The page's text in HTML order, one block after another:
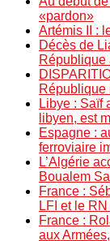
«pardon»
Artémis II :
Décès de
République
République
Libye : Saïf
libyen, est
Espagne :
ferroviaire
L’Algérie
Boualem
France :
LFI et le
France :
aux